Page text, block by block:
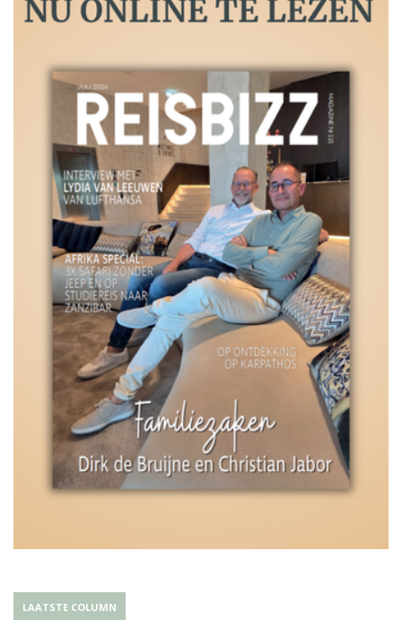
LAATSTE COLUMN